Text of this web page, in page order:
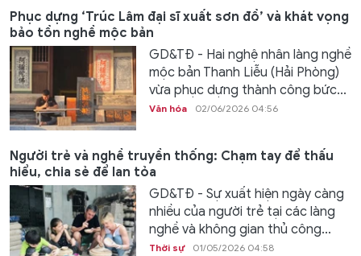
Phục dựng ‘Trúc Lâm đại sĩ xuất sơn đồ’ và khát vọng
bảo tồn nghề mộc bản
GD&TĐ - Hai nghệ nhân làng nghề
mộc bản Thanh Liễu (Hải Phòng)
vừa phục dựng thành công bức...
Văn hóa 02/06/2026 04:56
Người trẻ và nghề truyền thống: Chạm tay để thấu
hiểu, chia sẻ để lan tỏa
GD&TĐ - Sự xuất hiện ngày càng
nhiều của người trẻ tại các làng
nghề và không gian thủ công...
Thời sự 01/05/2026 04:58